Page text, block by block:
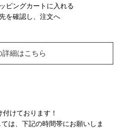
ピングカートに入れる
を確認し、注文へ
詳細はこちら
けております！
は、下記の時間帯にお願いしま